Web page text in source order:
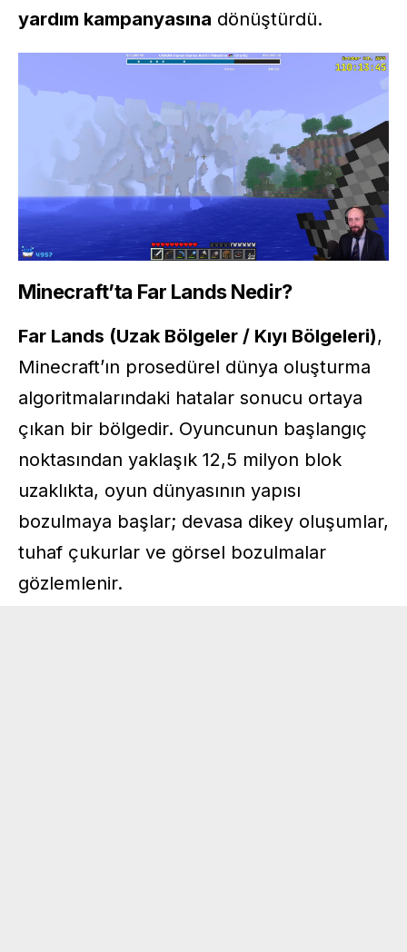
yardım kampanyasına dönüştürdü.
Minecraft’ta Far Lands Nedir?
Far Lands (Uzak Bölgeler / Kıyı Bölgeleri),
Minecraft’ın prosedürel dünya oluşturma
algoritmalarındaki hatalar sonucu ortaya
çıkan bir bölgedir. Oyuncunun başlangıç
noktasından yaklaşık 12,5 milyon blok
uzaklıkta, oyun dünyasının yapısı
bozulmaya başlar; devasa dikey oluşumlar,
tuhaf çukurlar ve görsel bozulmalar
gözlemlenir.